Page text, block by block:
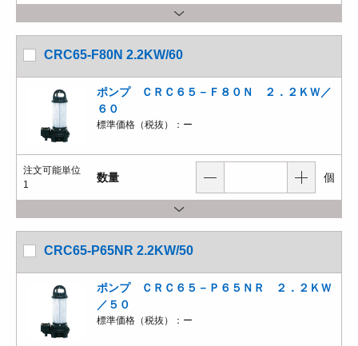
CRC65-F80N 2.2KW/60
ポンプ ＣＲＣ６５－Ｆ８０Ｎ ２．２ＫＷ／
６０
標準価格（税抜）： ー
注文可能単位
1
数量 個
CRC65-P65NR 2.2KW/50
ポンプ ＣＲＣ６５－Ｐ６５ＮＲ ２．２ＫＷ
／５０
標準価格（税抜）： ー